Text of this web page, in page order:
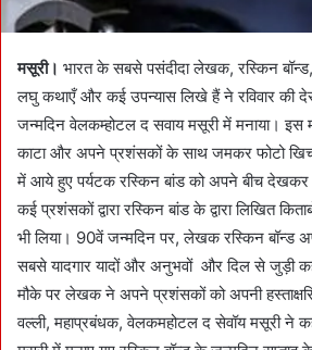
मसूरी। भारत के सबसे पसंदीदा लेखक, रस्किन
लघु कथाएँ और कई उपन्यास लिखे हैं ने रविवार की
जन्मदिन वेलकम्होटल द सवाय मसूरी में मनाया।
काटा और अपने प्रशंसकों के साथ जमकर फोटो
में आये हुए पर्यटक रस्किन बांड को अपने बीच देखकर
कई प्रशंसकों द्वारा रस्किन बांड के द्वारा लिखित
भी लिया। 90वें जन्मदिन पर, लेखक रस्किन बॉन्ड
सबसे यादगार यादों और अनुभवों और दिल से जुड़ी
मौके पर लेखक ने अपने प्रशंसकों को अपनी
वल्ली, महाप्रबंधक, वेलकमहोटल द सेवॉय मसूरी ने